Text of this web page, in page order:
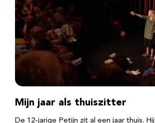
Mijn jaar als thuiszitter
De 12-jarige Petijn zit al een jaar thuis.